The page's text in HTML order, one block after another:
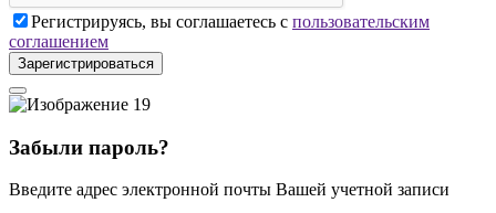
Регистрируясь, вы соглашаетесь с пользовательским
соглашением
Зарегистрироваться
Забыли пароль?
Введите адрес электронной почты Вашей учетной записи